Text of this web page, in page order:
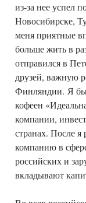
из-за нее успел
Новосибирске,
меня приятные
больше жить в
отправился в
друзей, важную
Финляндии. Я
кофеен
компании,
странах. После
компанию в
российских и
вкладывают